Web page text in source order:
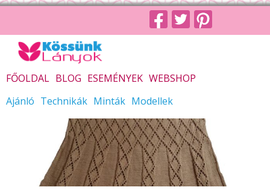
FŐOLDAL BLOG ESEMÉNYEK WEBSHOP
Ajánló Technikák Minták Modellek